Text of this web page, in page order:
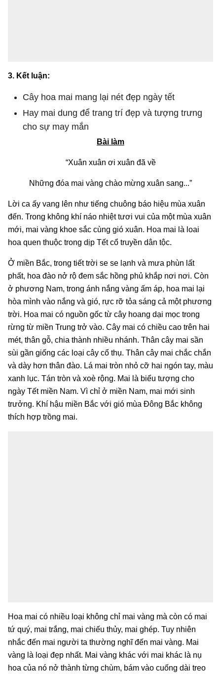
3. Kết luận:
Cây hoa mai mang lại nét đẹp ngày tết
Hay mai dung để trang trí đẹp và tượng trưng
cho sự may mắn
Bài làm
“Xuân xuân ơi xuân đã về
Những đóa mai vàng chào mừng xuân sang...”
Lời ca ấy vang lên như tiếng chuông báo hiệu mùa xuân
đến. Trong không khí náo nhiệt tươi vui của một mùa xuân
mới, mai vàng khoe sắc cùng gió xuân. Hoa mai là loai
hoa quen thuộc trong dịp Tết cổ truyền dân tộc.
Ở miền Bắc, trong tiết trời se se lạnh và mưa phùn lất
phất, hoa đào nở rộ đem sắc hồng phủ khắp nơi nơi. Còn
ở phương Nam, trong ánh nắng vàng ấm áp, hoa mai lại
hòa mình vào nắng và gió, rực rỡ tỏa sáng cả một phương
trời. Hoa mai có nguồn gốc từ cây hoang dại mọc trong
rừng từ miền Trung trở vào. Cây mai có chiều cao trên hai
mét, thân gỗ, chia thành nhiều nhánh. Thân cây mai sần
sùi gần giống các loại cây cổ thụ. Thân cây mai chắc chắn
và dày hơn thân đào. Lá mai tròn nhỏ cỡ hai ngón tay, màu
xanh lục. Tán tròn và xoè rộng. Mai là biểu tượng cho
ngày Tết miền Nam. Vì chỉ ở miền Nam, mai mới sinh
trưởng. Khí hậu miền Bắc với gió mùa Đông Bắc không
thích hợp trồng mai.
Hoa mai có nhiều loại không chỉ mai vàng mà còn có mai
tứ quý, mai trắng, mai chiếu thủy, mai ghép. Tuy nhiên
nhắc đến mai người ta thường nghĩ đến mai vàng. Mai
vàng là loại đẹp nhất. Mai vàng khác với mai khác là nụ
hoa của nó nở thành từng chùm, bám vào cuống dài treo